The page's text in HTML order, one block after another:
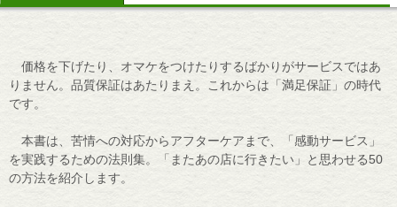
価格を下げたり、オマケをつけたりするばかりがサービスではあ
りません。品質保証はあたりまえ。これからは「満足保証」の時代
です。
本書は、苦情への対応からアフターケアまで、「感動サービス」
を実践するための法則集。「またあの店に行きたい」と思わせる50
の方法を紹介します。